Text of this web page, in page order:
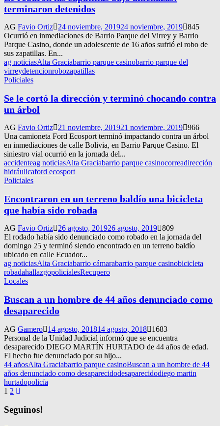
terminaron detenidos
AG Favio Ortiz 24 noviembre, 201924 noviembre, 2019 845
Ocurrió en inmediaciones de Barrio Parque del Virrey y Barrio
Parque Casino, donde un adolescente de 16 años sufrió el robo de
sus zapatillas. En...
ag noticiasAlta Graciabarrio parque casinobarrio parque del
virreydetencionrobozapatillas
Policiales
Se le cortó la dirección y terminó chocando contra
un árbol
AG Favio Ortiz 21 noviembre, 201921 noviembre, 2019 966
Una camioneta Ford Ecosport terminó impactando contra un árbol
en inmediaciones de calle Bolivia, en Barrio Parque Casino. El
siniestro vial ocurrió en la jornada del...
accidenteag noticiasAlta Graciabarrio parque casinocorreadirección
hidráulicaford ecosport
Policiales
Encontraron en un terreno baldío una bicicleta
que había sido robada
AG Favio Ortiz 26 agosto, 201926 agosto, 2019 809
El rodado había sido denunciado como robado en la jornada del
domingo 25 y terminó siendo encontrado en un terreno baldío
ubicado en calle Ecuador...
ag noticiasAlta Graciabarrio cámarabarrio parque casinobicicleta
robadahallazgopolicialesRecupero
Locales
Buscan a un hombre de 44 años denunciado como
desaparecido
AG Gamero 14 agosto, 201814 agosto, 2018
1683
Personal de la Unidad Judicial informó que se encuentra
desaparecido DIEGO MARTÍN HURTADO de 44 años de edad.
El hecho fue denunciado por su hijo...
44 añosAlta Graciabarrio parque casinoBuscan a un hombre de 44
años denunciado como desaparecidodesaparecidodiego martin
hurtadopolicía
Navegación
de
entradas
1 2
Seguinos!